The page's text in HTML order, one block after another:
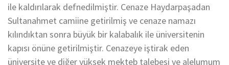
ile kaldırılarak defnedilmiştir. Cenaze Haydarpaşadan
Sultanahmet camiine getirilmiş ve cenaze namazı
kılındıktan sonra büyük bir kalabalık ile üniversitenin
kapısı önüne getirilmiştir. Cenazeye iştirak eden
üniversite ve diğer yüksek mekteb talebesi ve alelumum